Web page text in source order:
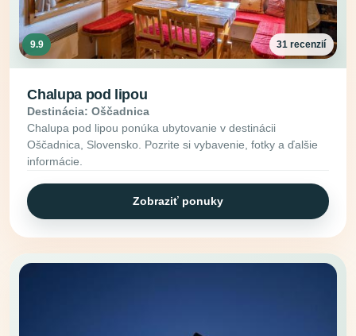
9.9 31 recenzií
Chalupa pod lipou
Destinácia: Oščadnica
Chalupa pod lipou ponúka ubytovanie v destinácii
Oščadnica, Slovensko. Pozrite si vybavenie, fotky a ďalšie
informácie.
Zobraziť ponuky